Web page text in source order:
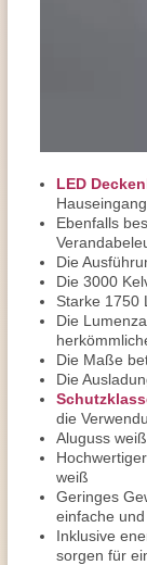
LED
Ebenfalls
Die
Die 3000
Starke 1750
Die
Die Maße
Die
die
Aluguss
weiß
Geringes
einfache
Inklusive
sorgen für